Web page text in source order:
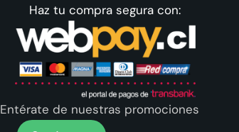
Haz tu compra segura con:
Entérate de nuestras promociones